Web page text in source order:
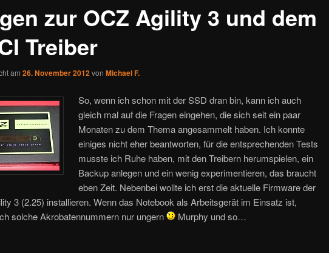
zur OCZ Agility 3 und dem
Treiber
am 26. November 2012von Michael F.
So, wenn ich schon mit der SSD dran bin, kann ich auch
gleich mal auf die Fragen eingehen, die sich seit ein paar
Monaten zu dem Thema angesammelt haben. Ich konnte
einiges nicht eher beantworten, für die entsprechenden Tests
musste ich Ruhe haben, mit den Treibern herumspielen, ein
Backup anlegen und ein wenig experimentieren, das braucht
eben Zeit. Nebenbei wollte ich erst die aktuelle Firmware der
3 (2.25) installieren. Wenn das Notebook als Arbeitsgerät im Einsatz ist,
solche Akrobatennummern nur ungern
Murphy und so…